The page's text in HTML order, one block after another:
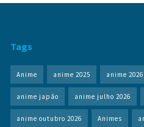
Tags
Anime anime 2025 anime 2026
anime japão anime julho 2026
anime outubro 2026 Animes